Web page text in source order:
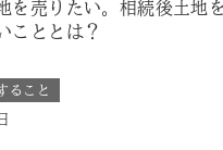
を売りたい。相続後土地
こととは？
ること